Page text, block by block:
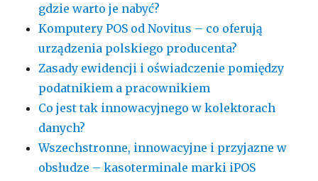
gdzie warto je nabyć?
Komputery POS od Novitus – co oferują
urządzenia polskiego producenta?
Zasady ewidencji i oświadczenie pomiędzy
podatnikiem a pracownikiem
Co jest tak innowacyjnego w kolektorach
danych?
Wszechstronne, innowacyjne i przyjazne w
obsłudze – kasoterminale marki iPOS